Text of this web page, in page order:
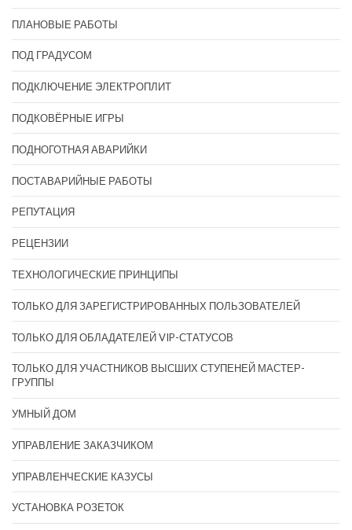
ПЛАНОВЫЕ РАБОТЫ
ПОД ГРАДУСОМ
ПОДКЛЮЧЕНИЕ ЭЛЕКТРОПЛИТ
ПОДКОВЁРНЫЕ ИГРЫ
ПОДНОГОТНАЯ АВАРИЙКИ
ПОСТАВАРИЙНЫЕ РАБОТЫ
РЕПУТАЦИЯ
РЕЦЕНЗИИ
ТЕХНОЛОГИЧЕСКИЕ ПРИНЦИПЫ
ТОЛЬКО ДЛЯ ЗАРЕГИСТРИРОВАННЫХ ПОЛЬЗОВАТЕЛЕЙ
ТОЛЬКО ДЛЯ ОБЛАДАТЕЛЕЙ VIP-СТАТУСОВ
ТОЛЬКО ДЛЯ УЧАСТНИКОВ ВЫСШИХ СТУПЕНЕЙ МАСТЕР-
ГРУППЫ
УМНЫЙ ДОМ
УПРАВЛЕНИЕ ЗАКАЗЧИКОМ
УПРАВЛЕНЧЕСКИЕ КАЗУСЫ
УСТАНОВКА РОЗЕТОК